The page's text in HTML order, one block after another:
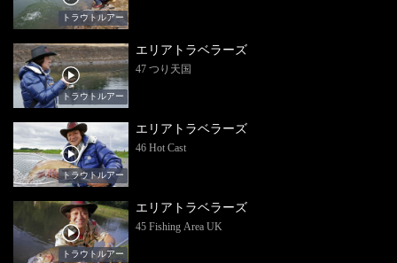
トラウトルアー
トラウトルアー
エリアトラベラーズ
47 つり天国
トラウトルアー
エリアトラベラーズ
46 Hot Cast
トラウトルアー
エリアトラベラーズ
45 Fishing Area UK